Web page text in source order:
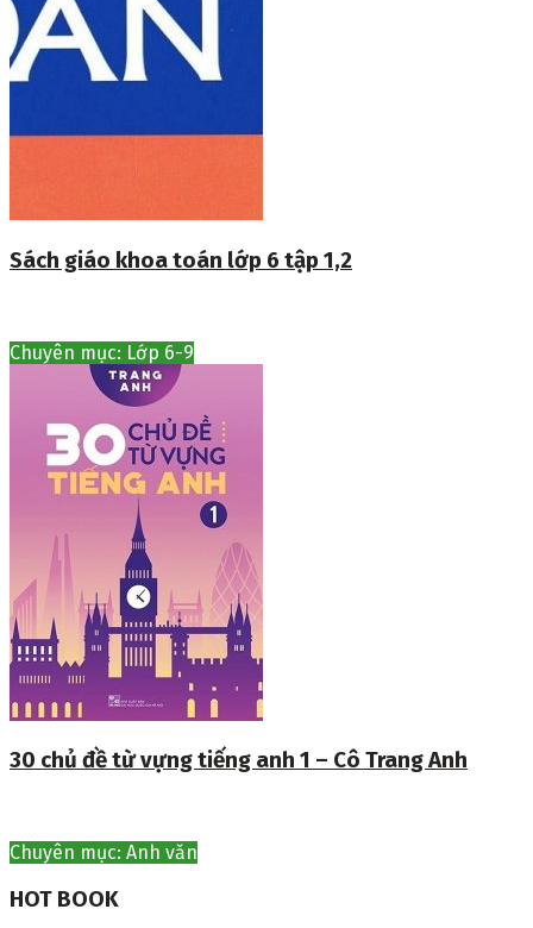
Sách giáo khoa toán lớp 6 tập 1,2
Chuyên mục: Lớp 6-9
30 chủ đề từ vựng tiếng anh 1 – Cô Trang Anh
Chuyên mục: Anh văn
HOT BOOK